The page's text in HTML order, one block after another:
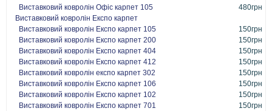
Виставковий ковролін Офіс карпет 105
480грн
Виставковий ковролін Експо карпет
Виставковий ковролін Експо карпет 105
150грн
Виставковий ковролін Експо карпет 200
150грн
Виставковий ковролін Експо карпет 404
150грн
Виставковий ковролін Експо карпет 412
150грн
Виставковий ковролін експо карпет 302
150грн
Виставковий ковролін Експо карпет 106
150грн
Виставковий ковролін Експо карпет 102
150грн
Виставковий ковролін Експо карпет 701
150грн